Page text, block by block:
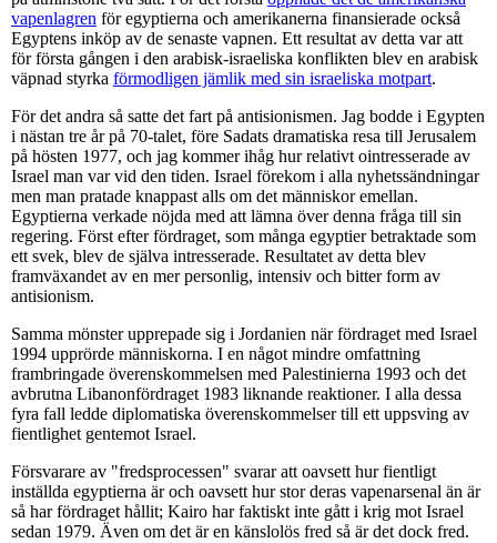
vapenlagren för egyptierna och amerikanerna finansierade också
Egyptens inköp av de senaste vapnen. Ett resultat av detta var att
för första gången i den arabisk-israeliska konflikten blev en arabisk
väpnad styrka förmodligen jämlik med sin israeliska motpart.
För det andra så satte det fart på antisionismen. Jag bodde i Egypten
i nästan tre år på 70-talet, före Sadats dramatiska resa till Jerusalem
på hösten 1977, och jag kommer ihåg hur relativt ointresserade av
Israel man var vid den tiden. Israel förekom i alla nyhetssändningar
men man pratade knappast alls om det människor emellan.
Egyptierna verkade nöjda med att lämna över denna fråga till sin
regering. Först efter fördraget, som många egyptier betraktade som
ett svek, blev de själva intresserade. Resultatet av detta blev
framväxandet av en mer personlig, intensiv och bitter form av
antisionism.
Samma mönster upprepade sig i Jordanien när fördraget med Israel
1994 upprörde människorna. I en något mindre omfattning
frambringade överenskommelsen med Palestinierna 1993 och det
avbrutna Libanonfördraget 1983 liknande reaktioner. I alla dessa
fyra fall ledde diplomatiska överenskommelser till ett uppsving av
fientlighet gentemot Israel.
Försvarare av "fredsprocessen" svarar att oavsett hur fientligt
inställda egyptierna är och oavsett hur stor deras vapenarsenal än är
så har fördraget hållit; Kairo har faktiskt inte gått i krig mot Israel
sedan 1979. Även om det är en känslolös fred så är det dock fred.